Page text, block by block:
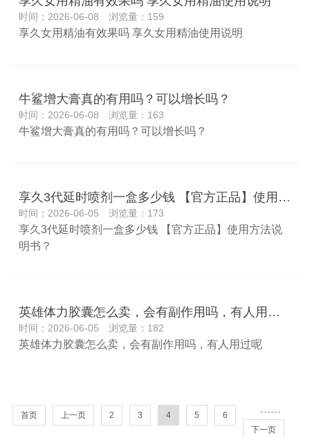
时间：2026-06-08 浏览量：159
享久女用精油有效果吗 享久女用精油使用说明
牛鲨增大膏真的有用吗？可以增长吗？
时间：2026-06-08 浏览量：163
牛鲨增大膏真的有用吗？可以增长吗？
享久3代延时喷剂一盒多少钱 【官方正品】使用方法说明书？
时间：2026-06-05 浏览量：173
享久3代延时喷剂一盒多少钱 【官方正品】使用方法说
明书？
英雄体力胶囊怎么卖，会有副作用吗，有人用过呢
时间：2026-06-05 浏览量：182
英雄体力胶囊怎么卖，会有副作用吗，有人用过呢
首页 上一页 ···
2 3 4 5 6 ···
下一页